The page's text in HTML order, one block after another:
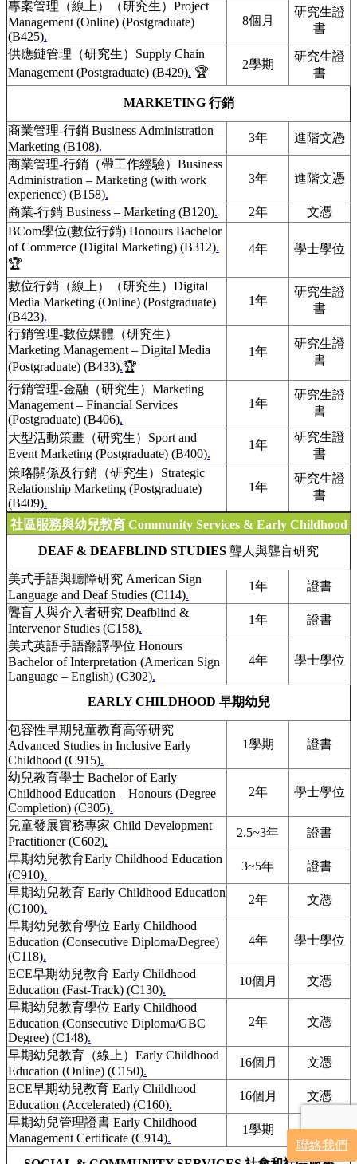
專案管理（線上）（研究生）Project
Management (Online) (Postgraduate)
(B425).
8個月
研究生證
書
供應鏈管理（研究生）Supply Chain
Management (Postgraduate) (B429). 🏆
2學期
研究生證
書
MARKETING 行銷
商業管理-行銷 Business Administration –
Marketing (B108).
3年
進階文憑
商業管理-行銷（帶工作經驗）Business
Administration – Marketing (with work
experience) (B158).
3年 進階文憑
商業-行銷 Business – Marketing (B120). 2年
文憑
BCom學位(數位行銷) Honours Bachelor
of Commerce (Digital Marketing) (B312).
🏆
4年 學士學位
數位行銷（線上）（研究生）Digital
Media Marketing (Online) (Postgraduate)
(B423).
1年
研究生證
書
行銷管理-數位媒體（研究生）
Marketing Management – Digital Media
(Postgraduate) (B433).🏆
1年
研究生證
書
行銷管理-金融（研究生）Marketing
Management – Financial Services
(Postgraduate) (B406).
1年
研究生證
書
大型活動策畫（研究生）Sport and
Event Marketing (Postgraduate) (B400).
1年
研究生證
書
策略關係及行銷（研究生）Strategic
Relationship Marketing (Postgraduate)
(B409).
1年
研究生證
書
社區服務與幼兒教育 Community Services & Early Childhood
DEAF & DEAFBLIND STUDIES 聾人與聾盲研究
美式手語與聽障研究 American Sign
Language and Deaf Studies (C114).
1年
證書
聾盲人與介入者研究 Deafblind &
Intervenor Studies (C158).
1年
證書
美式英語手語翻譯學位 Honours
Bachelor of Interpretation (American Sign
Language – English) (C302).
4年 學士學位
EARLY CHILDHOOD 早期幼兒
包容性早期兒童教育高等研究
Advanced Studies in Inclusive Early
Childhood (C915).
1學期 證書
幼兒教育學士 Bachelor of Early
Childhood Education – Honours (Degree
Completion) (C305).
2年 學士學位
兒童發展實務專家 Child Development
Practitioner (C602).
2.5~3年
證書
早期幼兒教育Early Childhood Education
(C910).
3~5年
證書
早期幼兒教育 Early Childhood Education
(C100).
2年
文憑
早期幼兒教育學位 Early Childhood
Education (Consecutive Diploma/Degree)
(C118).
4年 學士學位
ECE早期幼兒教育 Early Childhood
Education (Fast-Track) (C130).
10個月
文憑
早期幼兒教育學位 Early Childhood
Education (Consecutive Diploma/GBC
Degree) (C148).
2年 文憑
早期幼兒教育（線上）Early Childhood
Education (Online) (C150).
16個月
文憑
ECE早期幼兒教育 Early Childhood
Education (Accelerated) (C160).
16個月
文憑
早期幼兒管理證書 Early Childhood
Management Certificate (C914).
1學期 證書
聯絡我們